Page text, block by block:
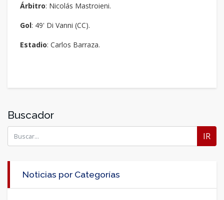
Árbitro: Nicolás Mastroieni.
Gol: 49' Di Vanni (CC).
Estadio: Carlos Barraza.
Buscador
IR
Noticias por Categorías